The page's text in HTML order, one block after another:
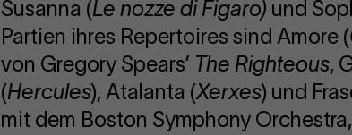
Susanna (Le nozze di Figaro) und
Partien ihres Repertoires sind Amore (
von Gregory Spears’ The Righteous,
(Hercules), Atalanta (Xerxes) und
mit dem Boston Symphony